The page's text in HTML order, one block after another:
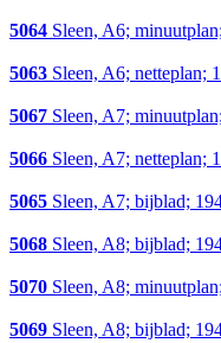
5064 Sleen, A6;
5063 Sleen, A6; netteplan;
5067 Sleen, A7;
5066 Sleen, A7; netteplan;
5065 Sleen, A7; bijblad;
5068 Sleen, A8; bijblad;
5070 Sleen, A8;
5069 Sleen, A8; bijblad;